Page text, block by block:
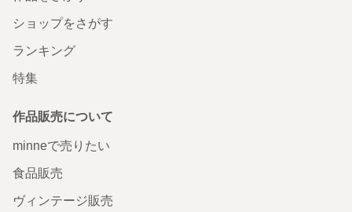
ショップをさがす
ランキング
特集
作品販売について
minneで売りたい
食品販売
ヴィンテージ販売